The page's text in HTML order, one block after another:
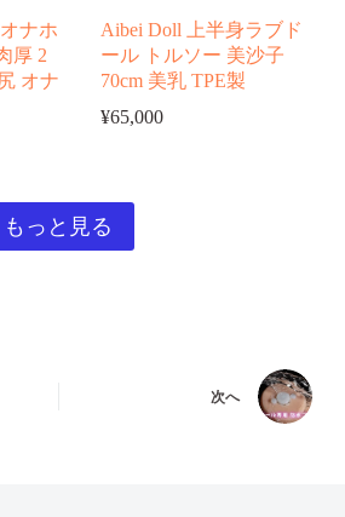
ナホ
厚 2
オナ
Aibei Doll 上半身ラブド
ール トルソー 美沙子
70cm 美乳 TPE製
¥65,000
もっと見る
次へ